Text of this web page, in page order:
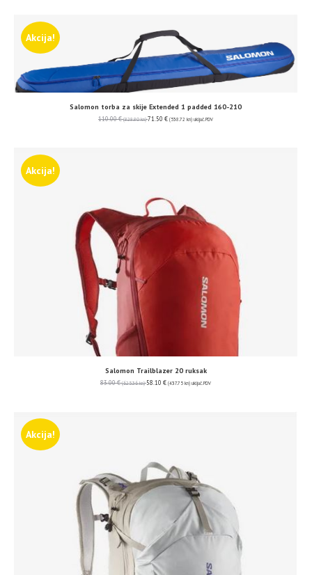
Akcija!
Salomon torba za skije Extended 1 padded 160-210
110.00€ (828.80 kn) 71.50 € (538.72 kn) uključ. PDV
Akcija!
Salomon Trailblazer 20 ruksak
83.00€ (625.36 kn) 58.10 € (437.75 kn) uključ. PDV
Akcija!